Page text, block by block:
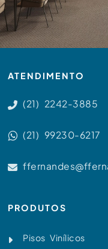
ATENDIMENTO
(21) 2242-3885
(21) 99230-6217
PRODUTOS
Pisos Vinílicos